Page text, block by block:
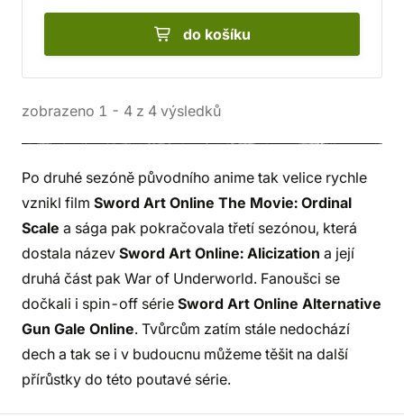
do košíku
zobrazeno 1 - 4 z 4 výsledků
Po druhé sezóně původního anime tak velice rychle
vznikl film Sword Art Online The Movie: Ordinal
Scale a sága pak pokračovala třetí sezónou, která
dostala název Sword Art Online: Alicization a její
druhá část pak War of Underworld. Fanoušci se
dočkali i spin-off série Sword Art Online Alternative
Gun Gale Online. Tvůrcům zatím stále nedochází
dech a tak se i v budoucnu můžeme těšit na další
přírůstky do této poutavé série.